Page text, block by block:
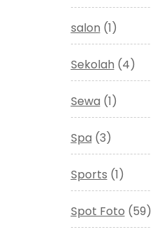
salon (1)
Sekolah (4)
Sewa (1)
Spa (3)
Sports (1)
Spot Foto (59)